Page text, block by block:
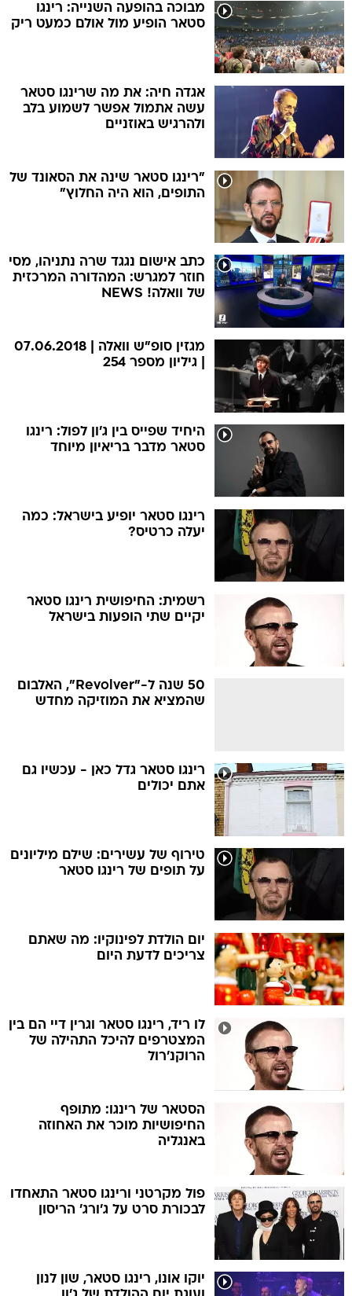
מבוכה בהופעה השנייה: רינגו
סטאר הופיע מול אולם כמעט ריק
אגדה חיה: את מה שרינגו סטאר
עשה אתמול אפשר לשמוע בלב
ולהרגיש באוזניים
"רינגו סטאר שינה את הסאונד של
התופים, הוא היה החלוץ"
כתב אישום נגגד שרה נתניהו, מסי
חוזר למגרש: המהדורה המרכזית
של וואלה! NEWS
מגזין סופ"ש וואלה | 07.06.2018
| גיליון מספר 254
היחיד שפייס בין ג'ון לפול: רינגו
סטאר מדבר בריאיון מיוחד
רינגו סטאר יופיע בישראל: כמה
יעלה כרטיס?
רשמית: החיפושית רינגו סטאר
יקיים שתי הופעות בישראל
50 שנה ל-"Revolver", האלבום
שהמציא את המוזיקה מחדש
רינגו סטאר גדל כאן - עכשיו גם
אתם יכולים
טירוף של עשירים: שילם מיליונים
על תופים של רינגו סטאר
יום הולדת לפינוקיו: מה שאתם
צריכים לדעת היום
לו ריד, רינגו סטאר וגרין דיי הם בין
המצטרפים להיכל התהילה של
הרוקנ'רול
הסטאר של רינגו: מתופף
החיפושיות מוכר את האחוזה
באנגליה
פול מקרטני ורינגו סטאר התאחדו
לבכורת סרט על ג'ורג' הריסון
יוקו אונו, רינגו סטאר, שון לנון